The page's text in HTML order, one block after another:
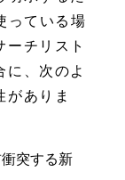
っている場
チリスト
に、次のよ
がありま
突する新